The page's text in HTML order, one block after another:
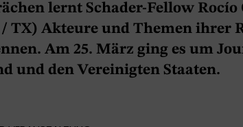
lernt Schader-Fellow Rocío
TX) Akteure und Themen ihrer
Am 25. März ging es um
und den Vereinigten Staaten.